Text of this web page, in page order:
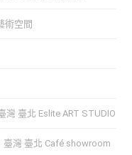
術空間
灣 臺北 Eslite ART STUDIO
臺灣 臺北 Café showroom